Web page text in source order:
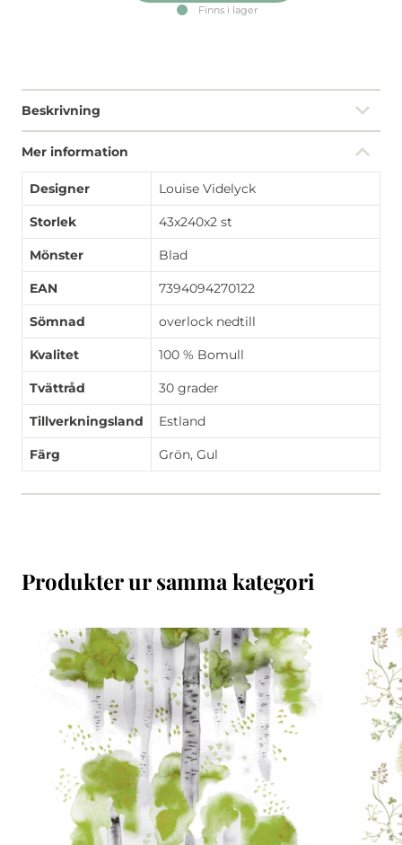
Finns i lager
Beskrivning
Mer information
Designer Louise Videlyck
Storlek 43x240x2 st
Mönster Blad
EAN 7394094270122
Sömnad overlock nedtill
Kvalitet 100 % Bomull
Tvättråd 30 grader
Tillverkningsland Estland
Färg Grön, Gul
Produkter ur samma kategori